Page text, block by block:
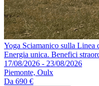
Yoga Sciamanico sulla Linea
Energia unica. Benefici
17/08/2026 - 23/08/2026
Piemonte, Oulx
Da 690 €